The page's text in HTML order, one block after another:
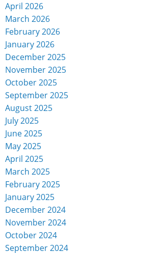
April 2026
March 2026
February 2026
January 2026
December 2025
November 2025
October 2025
September 2025
August 2025
July 2025
June 2025
May 2025
April 2025
March 2025
February 2025
January 2025
December 2024
November 2024
October 2024
September 2024